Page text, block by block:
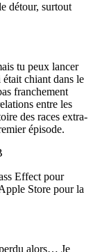
détour, surtout
tu peux lancer
chiant dans le
franchement
entre les
des races extra-
épisode.
Effect pour
Store pour la
alors… Je